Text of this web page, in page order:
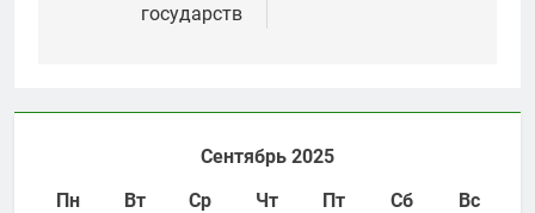
государств
Сентябрь 2025
Пн
Вт Ср Чт Пт Сб
Вс